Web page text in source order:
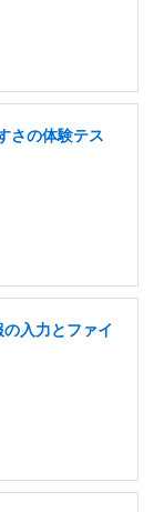
さの体験テス
入力とファイ